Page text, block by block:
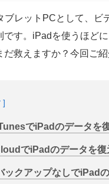
ブレットPCとして、ビ
です。iPadを使うほど
だ救えますか？今回ご
でiPadのデータを
でiPadのデータを復
ックアップなしでiPad